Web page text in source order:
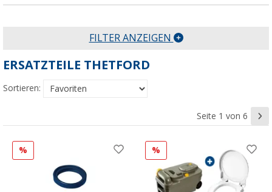
FILTER ANZEIGEN
ERSATZTEILE THETFORD
Sortieren:
Seite 1 von 6
% %